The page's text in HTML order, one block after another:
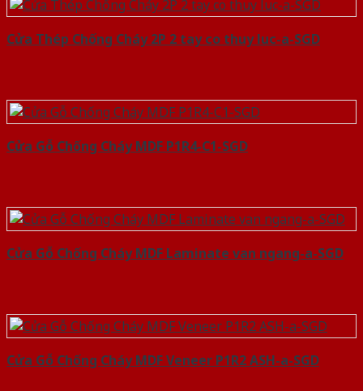
Cửa Thép Chống Cháy 2P 2 tay co thuy luc-a-SGD
Cửa Gỗ Chống Cháy MDF P1R4-C1-SGD
Cửa Gỗ Chống Cháy MDF Laminate van ngang-a-SGD
Cửa Gỗ Chống Cháy MDF Veneer P1R2 ASH-a-SGD